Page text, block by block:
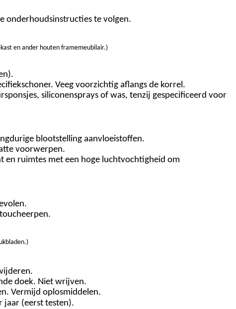
onderhoudsinstructies te volgen.
en ander houten framemeubilair.)
schoner. Veeg voorzichtig aflangs de korrel.
siliconensprays of was, tenzij gespecificeerd voor
blootstelling aanvloeistoffen.
voorwerpen.
ruimtes met een hoge luchtvochtigheid om
.)
doek. Niet wrijven.
Vermijd oplosmiddelen.
jaar (eerst testen).